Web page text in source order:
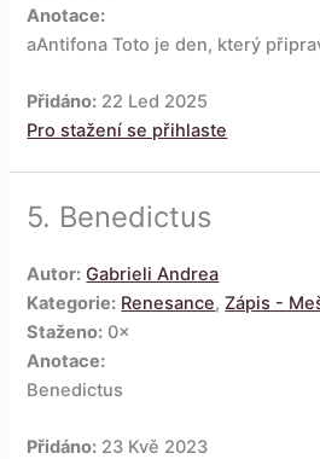
Anotace:
aAntifona Toto je den, který
Přidáno: 22 Led 2025
Pro stažení se přihlaste
5. Benedictus
Autor: Gabrieli Andrea
Kategorie: Renesance,Zápis -
Staženo: 0×
Anotace:
Benedictus
Přidáno: 23 Kvě 2023